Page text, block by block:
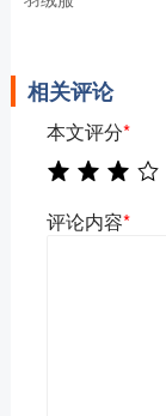
相关评论
本文评分*
评论内容*